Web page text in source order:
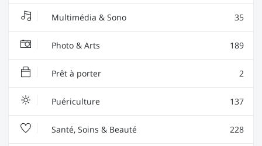
Multimédia & Sono 35
Photo & Arts 189
Prêt à porter 2
Puériculture 137
Santé, Soins & Beauté 228